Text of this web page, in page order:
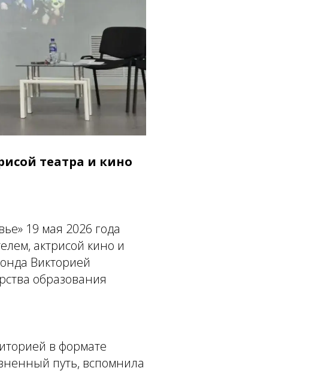
театра и кино
19 мая 2026 года
актрисой кино и
Викторией
образования
в формате
путь, вспомнила